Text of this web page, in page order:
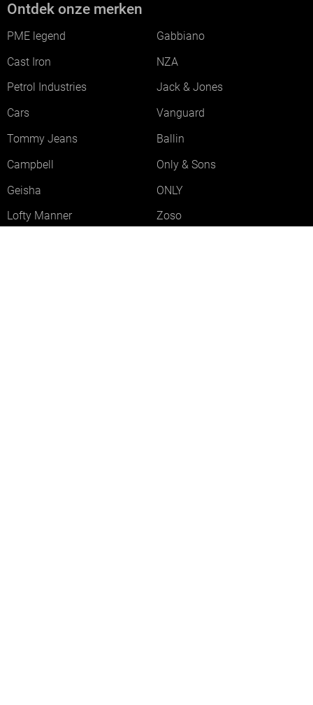
Ontdek onze merken
PME legend
Gabbiano
Cast Iron
NZA
Petrol Industries
Jack & Jones
Cars
Vanguard
Tommy Jeans
Ballin
Campbell
Only & Sons
Geisha
ONLY
Lofty Manner
Zoso